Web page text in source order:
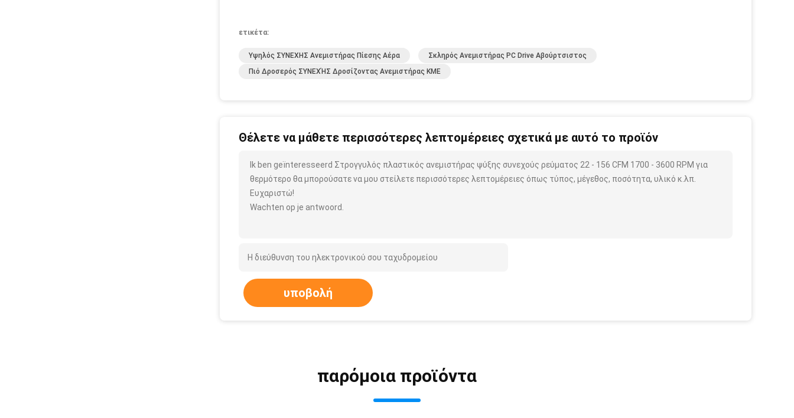
ετικέτα:
Υψηλός ΣΥΝΕΧΗΣ Ανεμιστήρας Πίεσης Αέρα
Σκληρός Ανεμιστήρας PC Drive Αβούρτσιστος
Πιό Δροσερός ΣΥΝΕΧΉΣ Δροσίζοντας Ανεμιστήρας ΚΜΕ
Θέλετε να μάθετε περισσότερες λεπτομέρειες σχετικά με αυτό το προϊόν
Ik ben geïnteresseerd Στρογγυλός πλαστικός ανεμιστήρας ψύξης συνεχούς ρεύματος 22 - 156 CFM 1700 - 3600 RPM για
θερμότερο θα μπορούσατε να μου στείλετε περισσότερες λεπτομέρειες όπως τύπος, μέγεθος, ποσότητα, υλικό κ.λπ.
Ευχαριστώ!
Wachten op je antwoord.
υποβολή
παρόμοια προϊόντα